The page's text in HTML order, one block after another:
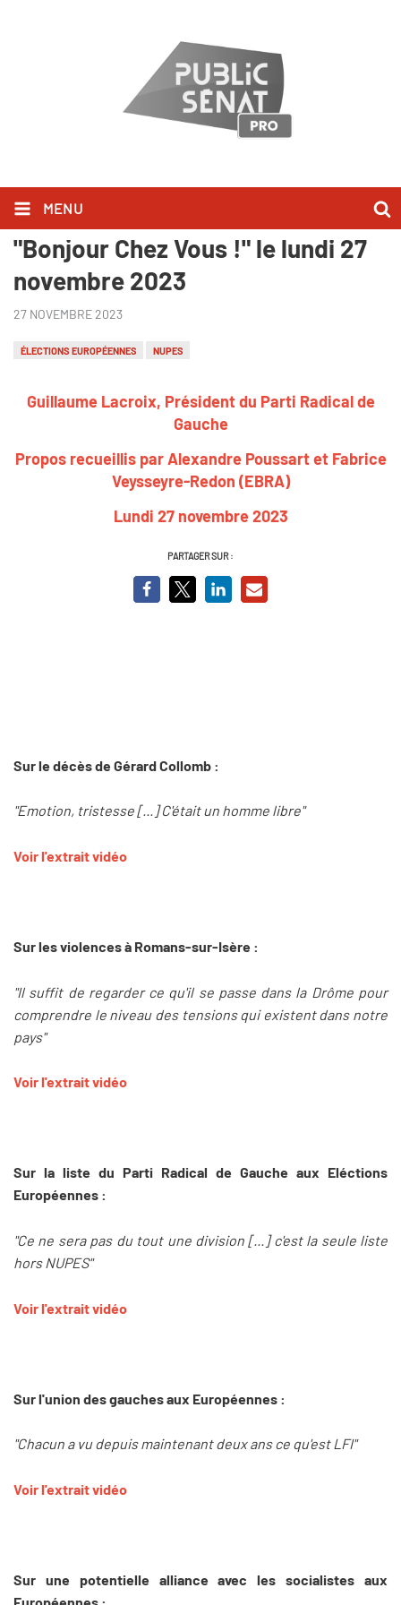
MENU
Guillaume Lacroix l'a dit dans
"Bonjour Chez Vous !" le lundi 27
novembre 2023
27 NOVEMBRE 2023
ÉLECTIONS EUROPÉENNES NUPES
Guillaume Lacroix, Président du Parti Radical de
Gauche
Propos recueillis par Alexandre Poussart et Fabrice
Veysseyre-Redon (EBRA)
Lundi 27 novembre 2023
PARTAGER SUR :
Sur le décès de Gérard Collomb :
"Emotion, tristesse [...] C'était un homme libre"
Voir l'extrait vidéo
Sur les violences à Romans-sur-Isère :
"Il suffit de regarder ce qu'il se passe dans la Drôme pour
comprendre le niveau des tensions qui existent dans notre
pays"
Voir l'extrait vidéo
Sur la liste du Parti Radical de Gauche aux Eléctions
Européennes :
"Ce ne sera pas du tout une division [...] c'est la seule liste
hors NUPES"
Voir l'extrait vidéo
Sur l'union des gauches aux Européennes :
"Chacun a vu depuis maintenant deux ans ce qu'est LFI"
Voir l'extrait vidéo
Sur une potentielle alliance avec les socialistes aux